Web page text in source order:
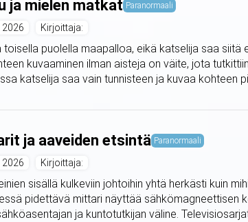
ja mielen matkat Paranormaali
2026 Kirjoittaja:
toisella puolella maapalloa, eikä katselija saa siitä
kuvaaminen ilman aisteja on väite, jota
katselija saa vain tunnisteen ja kuvaa kohteen
ja aaveiden etsintä Paranormaali
2026 Kirjoittaja:
sisällä kulkeviin johtoihin yhtä herkästi kuin
pidettävä mittari näyttää sähkömagneettisen
ja kuntotutkijan väline.